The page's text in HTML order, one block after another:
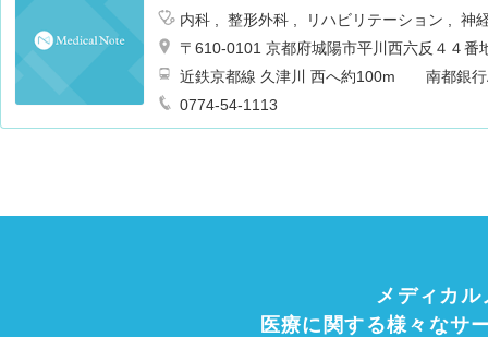
内科 整形外科 リハビリテーション
神
器科
耳鼻咽喉科
〒610-0101 京都府城陽市平川西六反４４番
近鉄京都線 久津川 西へ約100m 南都銀行
0774-54-1113
メディカ
医療に関する様々なサ